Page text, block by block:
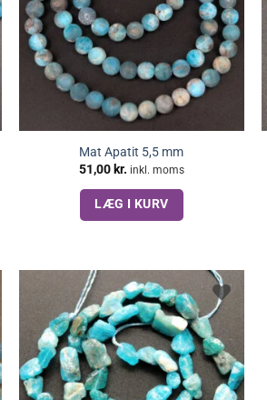
Mat Apatit 5,5 mm
51,00kr. inkl. moms
LÆG I KURV